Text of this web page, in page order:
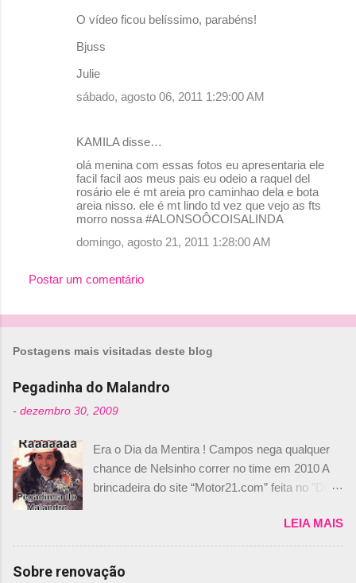
O vídeo ficou belíssimo, parabéns!
Bjuss
Julie
sábado, agosto 06, 2011 1:29:00 AM
KAMILA disse…
olá menina com essas fotos eu apresentaria ele
facil facil aos meus pais eu odeio a raquel del
rosário ele é mt areia pro caminhao dela e bota
areia nisso. ele é mt lindo td vez que vejo as fts
morro nossa #ALONSOÔCOISALINDA
domingo, agosto 21, 2011 1:28:00 AM
Postar um comentário
Postagens mais visitadas deste blog
Pegadinha do Malandro
- dezembro 30, 2009
Era o Dia da Mentira ! Campos nega qualquer
chance de Nelsinho correr no time em 2010 A
brincadeira do site “Motor21.com” feita no "Día
de abril –, afirmando que Nelson Piquet havia
comprado 15% das ações da Campos, dando,
com isso, um lugar no time a Nelsinho Piquet,
LEIA MAIS
Sobre renovação